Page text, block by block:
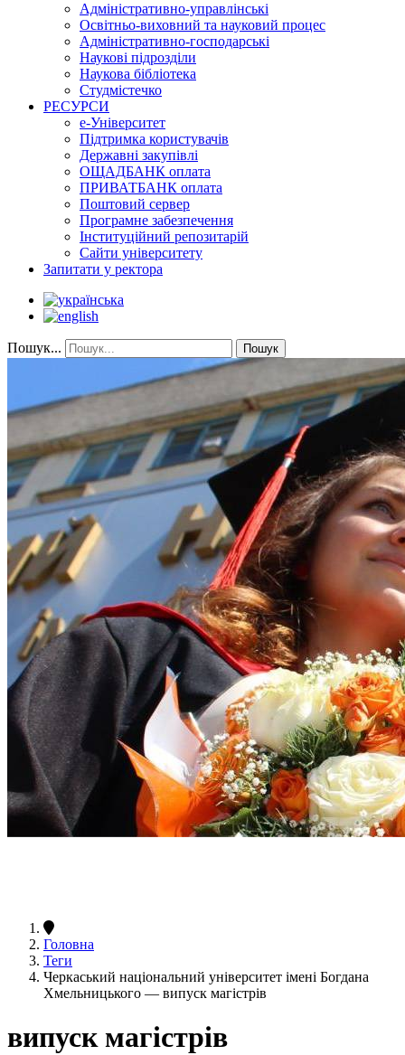
Адміністративно-управлінські
Освітньо-виховний та науковий процес
Адміністративно-господарські
Наукові підрозділи
Наукова бібліотека
Студмістечко
РЕСУРСИ
е-Університет
Підтримка користувачів
Державні закупівлі
ОЩАДБАНК оплата
ПРИВАТБАНК оплата
Поштовий сервер
Програмне забезпечення
Інституційний репозитарій
Сайти університету
Запитати у ректора
Пошук... Пошук
Головна
Теги
Черкаський національний університет імені Богдана
Хмельницького — випуск магістрів
випуск магістрів